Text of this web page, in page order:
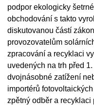
podpor ekologicky
obchodování s takto
diskutovanou částí
provozovatelům
zpracování a recyklaci
uvedených na trh před
dvojnásobné zatížení
importérů
zpětný odběr a